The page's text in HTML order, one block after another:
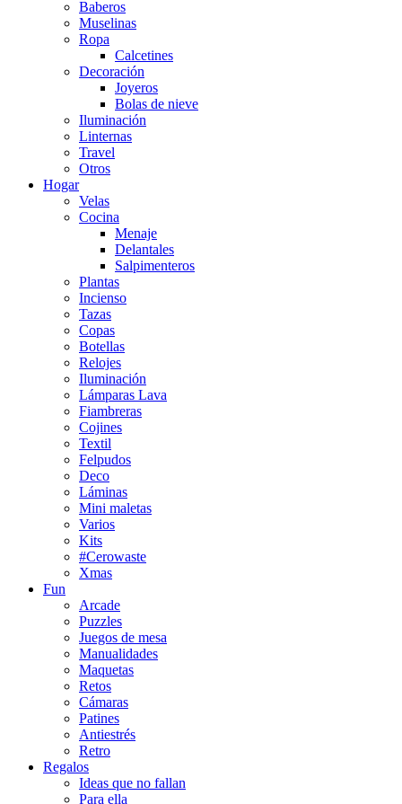
Baberos
Muselinas
Ropa
Calcetines
Decoración
Joyeros
Bolas de nieve
Iluminación
Linternas
Travel
Otros
Hogar
Velas
Cocina
Menaje
Delantales
Salpimenteros
Plantas
Incienso
Tazas
Copas
Botellas
Relojes
Iluminación
Lámparas Lava
Fiambreras
Cojines
Textil
Felpudos
Deco
Láminas
Mini maletas
Varios
Kits
#Cerowaste
Xmas
Fun
Arcade
Puzzles
Juegos de mesa
Manualidades
Maquetas
Retos
Cámaras
Patines
Antiestrés
Retro
Regalos
Ideas que no fallan
Para ella